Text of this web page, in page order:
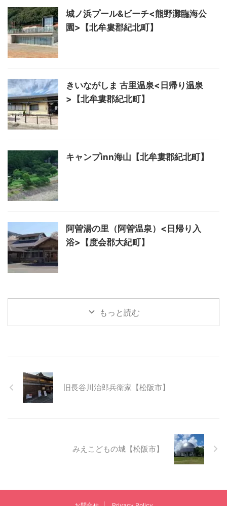
城ノ浜プール&ビーチ<熊野灘臨海公
園>【北牟婁郡紀北町】
きいながしま 古里温泉<日帰り温泉
>【北牟婁郡紀北町】
キャンプinn海山【北牟婁郡紀北町】
阿曽湯の里（阿曽温泉）<日帰り入
浴>【度会郡大紀町】
もっと読む
旧長谷川治郎兵衛家【松阪市】
みえこどもの城【松阪市】